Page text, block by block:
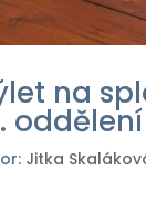
na
oddělení
Jitka